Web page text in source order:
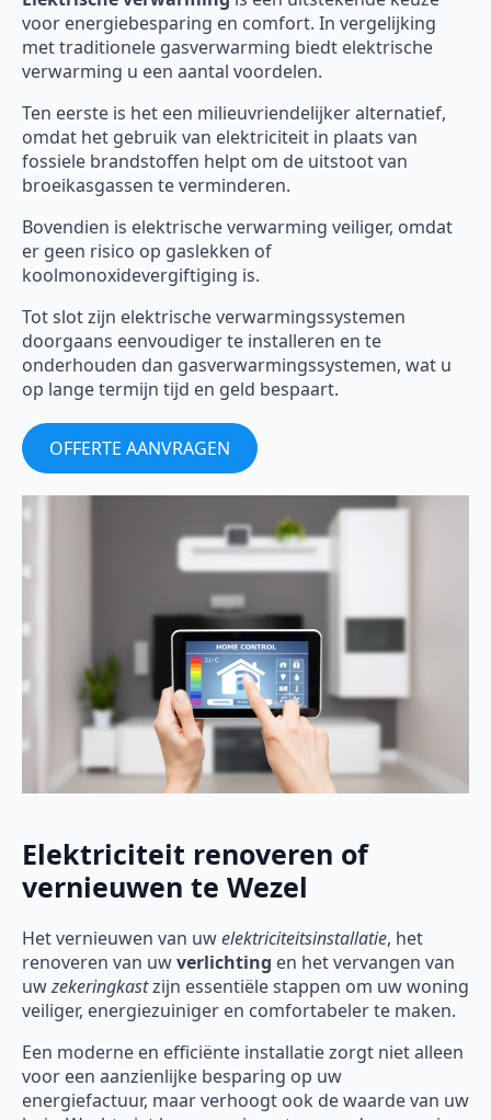
voor energiebesparing en comfort. In vergelijking
met traditionele gasverwarming biedt elektrische
verwarming u een aantal voordelen.
Ten eerste is het een milieuvriendelijker alternatief,
omdat het gebruik van elektriciteit in plaats van
fossiele brandstoffen helpt om de uitstoot van
broeikasgassen te verminderen.
Bovendien is elektrische verwarming veiliger, omdat
er geen risico op gaslekken of
koolmonoxidevergiftiging is.
Tot slot zijn elektrische verwarmingssystemen
doorgaans eenvoudiger te installeren en te
onderhouden dan gasverwarmingssystemen, wat u
op lange termijn tijd en geld bespaart.
OFFERTE AANVRAGEN
Elektriciteit renoveren of
vernieuwen te Wezel
Het vernieuwen van uwelektriciteitsinstallatie, het
renoveren van uwverlichting en het vervangen van
uwzekeringkastzijn essentiële stappen om uw woning
veiliger, energiezuiniger en comfortabeler te maken.
Een moderne en efficiënte installatie zorgt niet alleen
voor een aanzienlijke besparing op uw
energiefactuur, maar verhoogt ook de waarde van uw